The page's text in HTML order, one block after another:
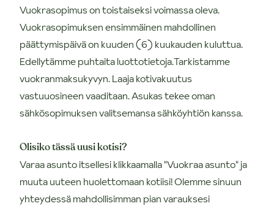
Vuokrasopimus on toistaiseksi voimassa oleva.
Vuokrasopimuksen ensimmäinen mahdollinen
päättymispäivä on kuuden (6) kuukauden kuluttua.
Edellytämme puhtaita luottotietoja.Tarkistamme
vuokranmaksukyvyn. Laaja kotivakuutus
vastuuosineen vaaditaan. Asukas tekee oman
sähkösopimuksen valitsemansa sähköyhtiön kanssa.
Olisiko tässä uusi kotisi?
Varaa asunto itsellesi klikkaamalla "Vuokraa asunto" ja
muuta uuteen huolettomaan kotiisi! Olemme sinuun
yhteydessä mahdollisimman pian varauksesi